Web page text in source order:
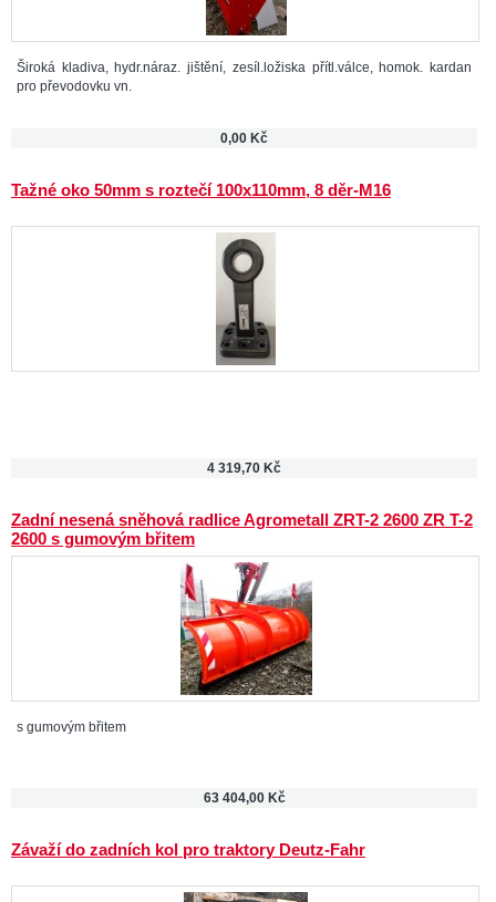
Široká kladiva, hydr.náraz. jištění, zesíl.ložiska přítl.válce, homok. kardan
pro převodovku vn.
0,00 Kč
Tažné oko 50mm s roztečí 100x110mm, 8 děr-M16
4 319,70 Kč
Zadní nesená sněhová radlice Agrometall ZRT-2 2600 ZR T-2
2600 s gumovým břitem
s gumovým břitem
63 404,00 Kč
Závaží do zadních kol pro traktory Deutz-Fahr